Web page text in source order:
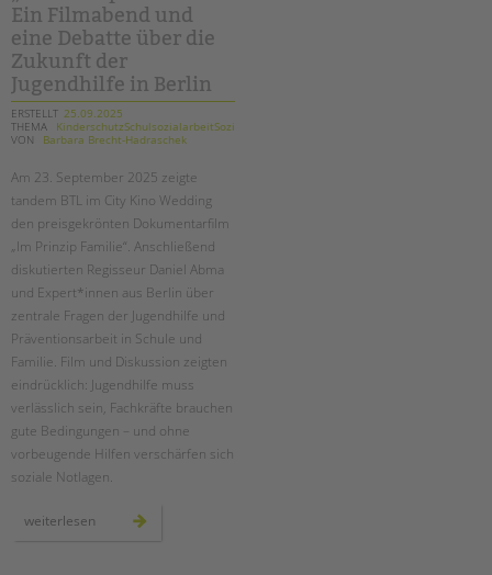
Kollegs
EFöB
Schulbezogene Sozialarbeit
Tagesgruppen
HILFEN ZUR ERZIEHUNG
EINGLIEDERUNGSHILFE
BETREUTES WOHNEN
TANDEM BTL AKADEMIE
Zertfikatskurse
Seminarkalender
Seminarräume
STADTTEILARBEIT
PROFIL | LEITBILD
Kinder- und Jugendschutz
Suchen
Ein Filmabend und
eine Debatte über die
Zukunft der
Jugendhilfe in Berlin
ERSTELLT 25.09.2025
THEMA
KinderschutzSchulsozialarbeitSozialarbeit
VON
Barbara Brecht-Hadraschek
Am 23. September 2025 zeigte
tandem BTL im City Kino Wedding
den preisgekrönten Dokumentarfilm
„Im Prinzip Familie“. Anschließend
diskutierten Regisseur Daniel Abma
und Expert*innen aus Berlin über
zentrale Fragen der Jugendhilfe und
Präventionsarbeit in Schule und
Familie. Film und Diskussion zeigten
eindrücklich: Jugendhilfe muss
verlässlich sein, Fachkräfte brauchen
gute Bedingungen – und ohne
vorbeugende Hilfen verschärfen sich
soziale Notlagen.
weiterlesen